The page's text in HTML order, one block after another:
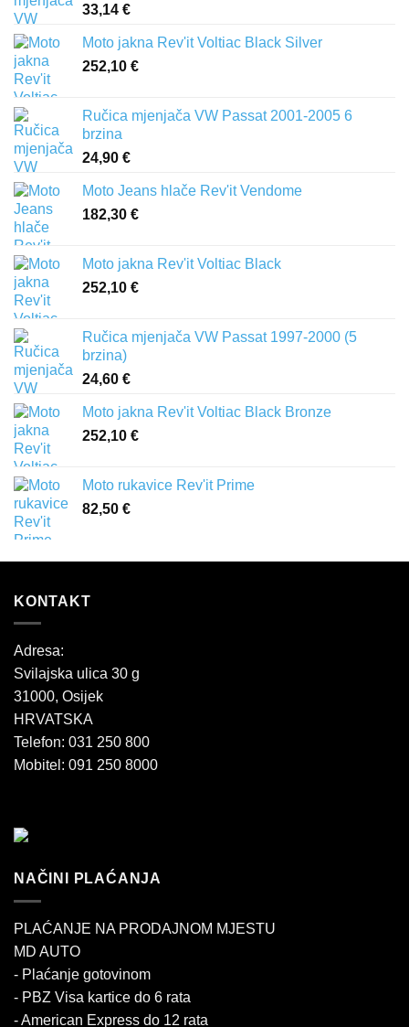
33,14 €
Moto jakna Rev'it Voltiac Black Silver
252,10 €
Ručica mjenjača VW Passat 2001-2005 6
brzina
24,90 €
Moto Jeans hlače Rev'it Vendome
182,30 €
Moto jakna Rev'it Voltiac Black
252,10 €
Ručica mjenjača VW Passat 1997-2000 (5
brzina)
24,60 €
Moto jakna Rev'it Voltiac Black Bronze
252,10 €
Moto rukavice Rev'it Prime
82,50 €
KONTAKT
Adresa:
Svilajska ulica 30 g
31000, Osijek
HRVATSKA
Telefon: 031 250 800
Mobitel: 091 250 8000
NAČINI PLAĆANJA
PLAĆANJE NA PRODAJNOM MJESTU
MD AUTO
- Plaćanje gotovinom
- PBZ Visa kartice do 6 rata
- American Express do 12 rata